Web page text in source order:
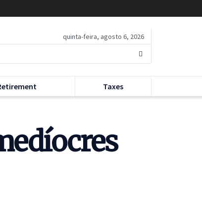
quinta-feira, agosto 6, 2026
Taxes